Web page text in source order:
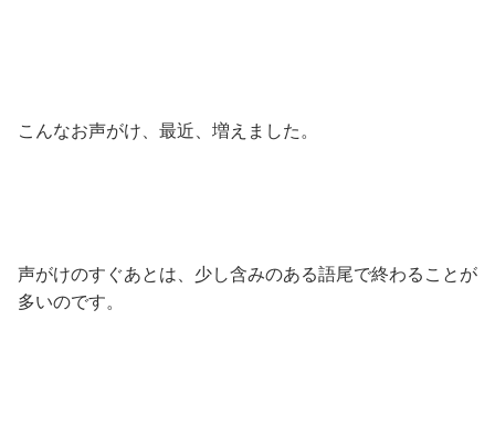
こんなお声がけ、最近、増えました。
声がけのすぐあとは、少し含みのある語尾で終わることが
多いのです。